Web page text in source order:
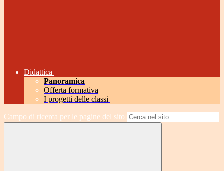
Didattica
Panoramica
Offerta formativa
I progetti delle classi
Campo di ricerca per le pagine del sito